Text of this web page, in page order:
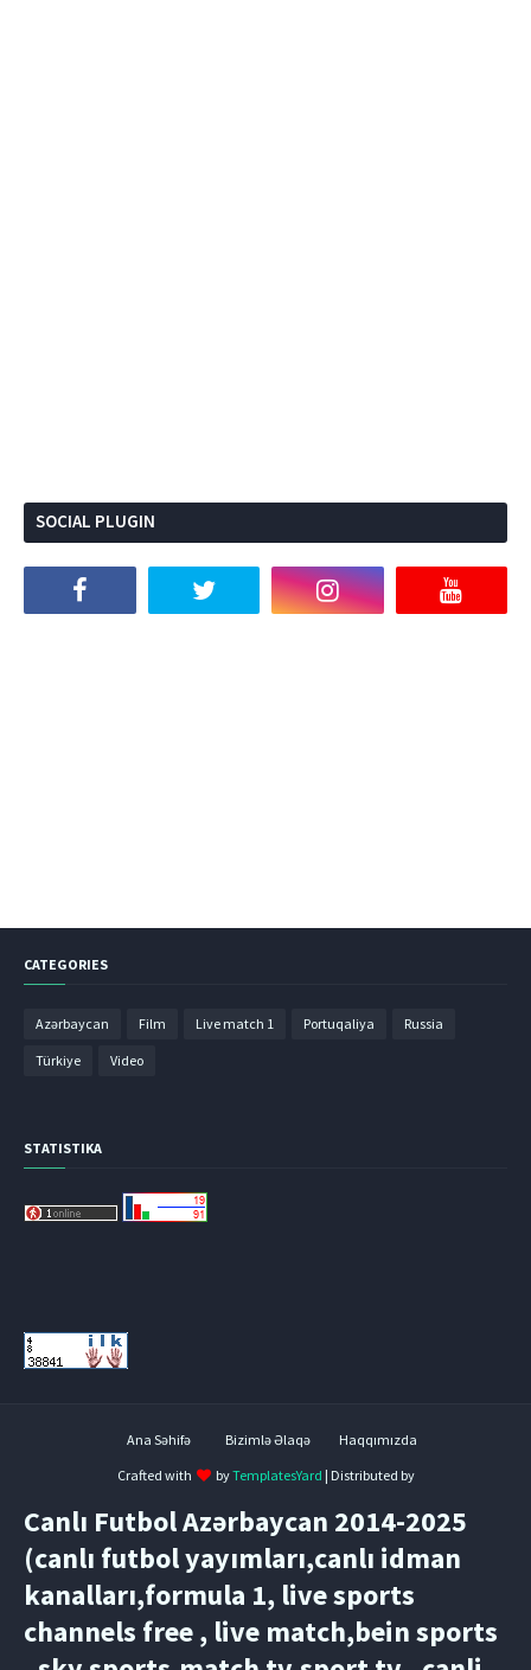
SOCIAL PLUGIN
CATEGORIES
Azərbaycan Film Live match 1 Portuqaliya Russia
Türkiye Video
STATISTIKA
Ana Səhifə Bizimlə Əlaqə
Haqqımızda
Crafted with
byTemplatesYard | Distributed by
Canlı Futbol Azərbaycan 2014-2025
(canlı futbol yayımları,canlı idman
kanalları,formula 1, live sports
channels free , live match,bein sports